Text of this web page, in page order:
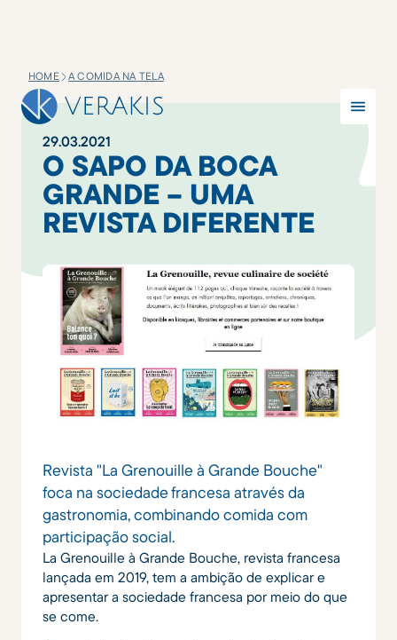
HOME A COMIDA NA TELA
29.03.2021
O SAPO DA BOCA
GRANDE – UMA
REVISTA DIFERENTE
Revista "La Grenouille à Grande Bouche"
foca na sociedade francesa através da
gastronomia, combinando comida com
participação social.
La Grenouille à Grande Bouche, revista francesa
lançada em 2019, tem a ambição de explicar e
apresentar a sociedade francesa por meio do que
se come.